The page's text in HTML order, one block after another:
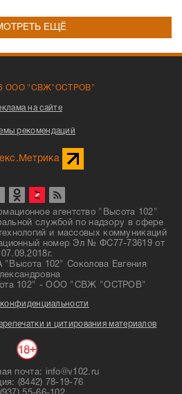
ЕЩЁ
ООО "СВЖ"ОСТРОВ"
на сайте
рекомендаций
агентство "Высота 102"
службой по надзору в сфере
и массовых коммуникаций
номер Эл № ФС77-73619 от
07.09.2018г.
"Высота 102" Соколова Евгения
102" - ООО "СВЖ "ОСТРОВ"
конфиденциальности
и цитирования материалов
почта: info@v102.ru
(8442) 78-19-76